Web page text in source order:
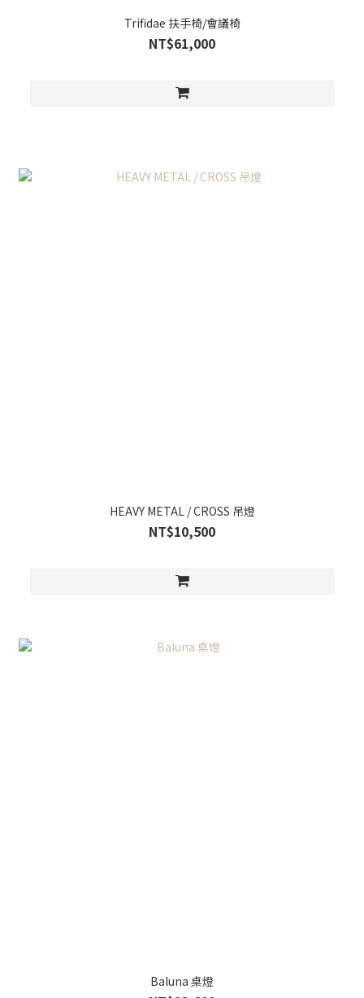
Trifidae 扶手椅/會議椅
NT$61,000
HEAVY METAL / CROSS 吊燈
NT$10,500
Baluna 桌燈